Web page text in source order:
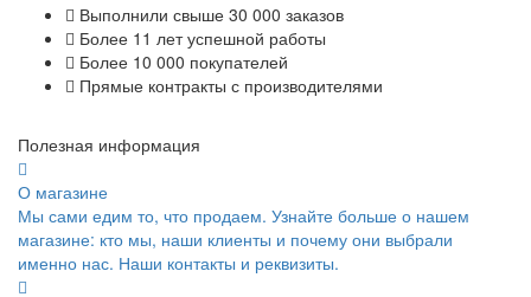
Выполнили свыше 30 000 заказов
Более 11 лет успешной работы
Более 10 000 покупателей
Прямые контракты с производителями
Полезная информация
О магазине
Мы сами едим то, что продаем. Узнайте больше о нашем
магазине: кто мы, наши клиенты и почему они выбрали
именно нас. Наши контакты и реквизиты.